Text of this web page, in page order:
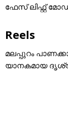
ഫേസ് ലിഫ്റ്റ്
Reels
മലപ്പുറം
യാനകമായ